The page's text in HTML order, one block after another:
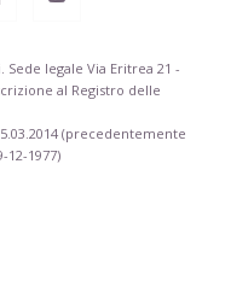
legale Via Eritrea 21 -
al Registro delle
(precedentemente
12-1977)